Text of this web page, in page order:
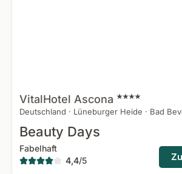
VitalHotel Ascona
Deutschland · Lüneburger Heide · Bad
Beauty Days
Fabelhaft
4,4/5